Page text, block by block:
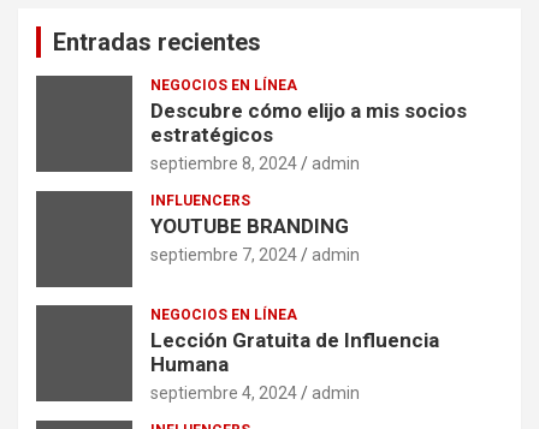
Entradas recientes
NEGOCIOS EN LÍNEA
Descubre cómo elijo a mis socios
estratégicos
septiembre 8, 2024 admin
INFLUENCERS
YOUTUBE BRANDING
septiembre 7, 2024 admin
NEGOCIOS EN LÍNEA
Lección Gratuita de Influencia
Humana
septiembre 4, 2024 admin